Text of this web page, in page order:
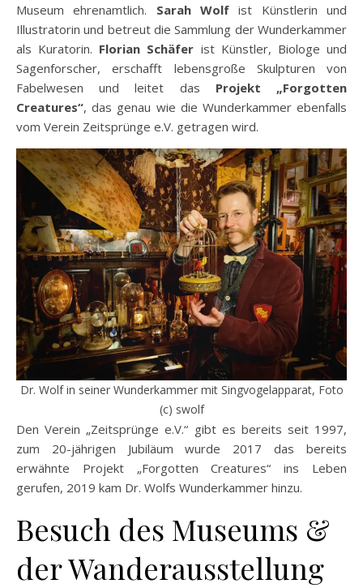
Museum ehrenamtlich. Sarah Wolf ist Künstlerin und
Illustratorin und betreut die Sammlung der Wunderkammer
als Kuratorin. Florian Schäfer ist Künstler, Biologe und
Sagenforscher, erschafft lebensgroße Skulpturen von
Fabelwesen und leitet das Projekt „Forgotten
Creatures“, das genau wie die Wunderkammer ebenfalls
vom Verein Zeitsprünge e.V. getragen wird.
Dr. Wolf in seiner Wunderkammer mit Singvogelapparat, Foto
(c) swolf
Den Verein „Zeitsprünge e.V.“ gibt es bereits seit 1997,
zum 20-jährigen Jubiläum wurde 2017 das bereits
erwähnte Projekt „Forgotten Creatures“ ins Leben
gerufen, 2019 kam Dr. Wolfs Wunderkammer hinzu.
Besuch des Museums &
der Wanderausstellung